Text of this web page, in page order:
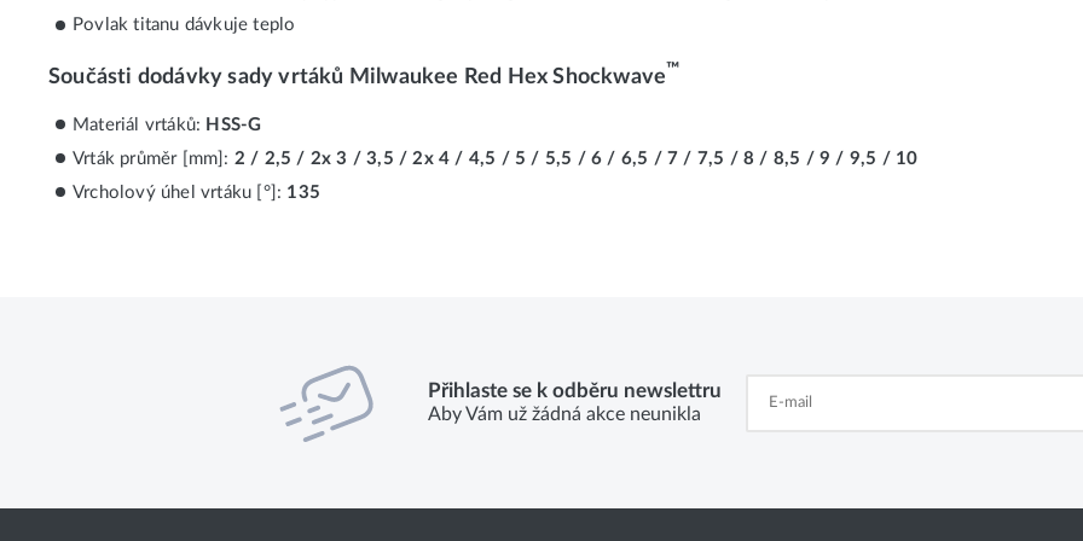
Povlak titanu dávkuje teplo
Součásti dodávky sady vrtáků Milwaukee Red Hex Shockwave™
Materiál vrtáků: HSS-G
Vrták průměr [mm]: 2 / 2,5 / 2x 3 / 3,5 / 2x 4 / 4,5 / 5 / 5,5 / 6 / 6,5 / 7 / 7,5 / 8 / 8,5 / 9 / 9,5 / 10
Vrcholový úhel vrtáku [°]: 135
Přihlaste se k odběru newslettru
Aby Vám už žádná akce neunikla